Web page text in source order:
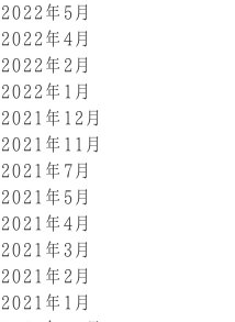
2022年5月
2022年4月
2022年2月
2022年1月
2021年12月
2021年11月
2021年7月
2021年5月
2021年4月
2021年3月
2021年2月
2021年1月